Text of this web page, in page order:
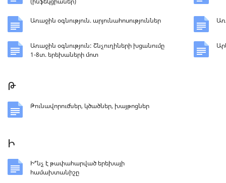
Առաջին օգնություն. արյունահոսություններ
Առաջին օգնություն: Շնչուղիների խցանումը
1-8տ. երեխաների մոտ
Թ
Թունավորումներ, կծածներ, խայթոցներ
Ի
Ի՞նչ է թափահարված երեխայի
համախտանիշը